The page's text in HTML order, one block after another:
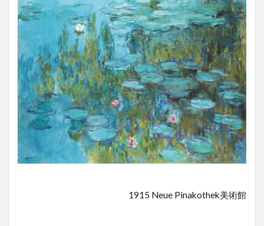
セ
ス
2.1
電
車・
バス
での
アク
セス
2.2
のア
クセ
1915 Neue Pinakothek美術館